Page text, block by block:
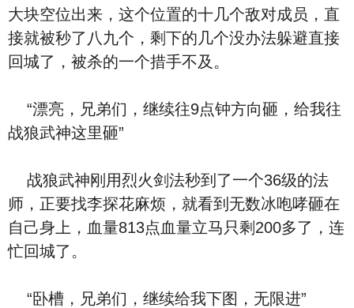
大块空位出来，这个位置的十几个敌对成员，直
接就被秒了八九个，剩下的几个没办法躲避直接
回城了，被杀的一个措手不及。
“漂亮，兄弟们，继续往9点钟方向砸，给我往
战狼武神这里砸”
战狼武神刚用烈火剑法秒到了一个36级的法
师，正要找李探花麻烦，就看到无数冰咆哮砸在
自己身上，血量813点血量立马只剩200多了，连
忙回城了。
“卧槽，兄弟们，继续给我下图，无限进”